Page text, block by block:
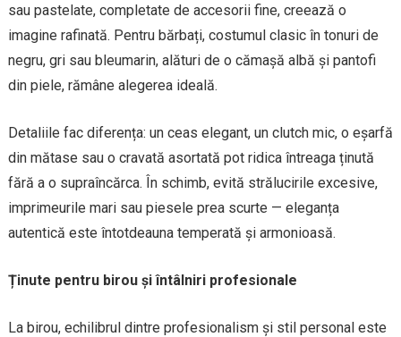
sau pastelate, completate de accesorii fine, creează o
imagine rafinată. Pentru bărbați, costumul clasic în tonuri de
negru, gri sau bleumarin, alături de o cămașă albă și pantofi
din piele, rămâne alegerea ideală.
Detaliile fac diferența: un ceas elegant, un clutch mic, o eșarfă
din mătase sau o cravată asortată pot ridica întreaga ținută
fără a o supraîncărca. În schimb, evită strălucirile excesive,
imprimeurile mari sau piesele prea scurte — eleganța
autentică este întotdeauna temperată și armonioasă.
Ținute pentru birou și întâlniri profesionale
La birou, echilibrul dintre profesionalism și stil personal este